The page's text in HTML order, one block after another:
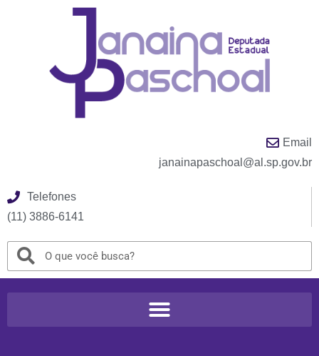
Email
janainapaschoal@al.sp.gov.br
Telefones
(11) 3886-6141